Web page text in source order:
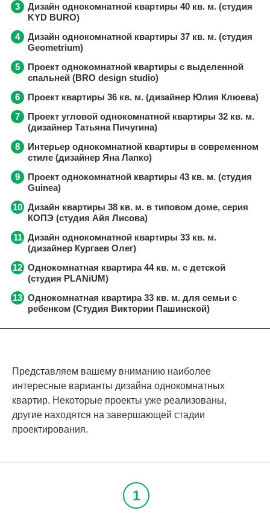
Дизайн однокомнатной квартиры 40 кв. м. (студия
KYD BURO)
Дизайн однокомнатной квартиры 37 кв. м. (студия
Geometrium)
Проект однокомнатной квартиры с выделенной
спальней (BRO design studio)
Проект квартиры 36 кв. м. (дизайнер Юлия Клюева)
Проект угловой однокомнатной квартиры 32 кв. м.
(дизайнер Татьяна Пичугина)
Интерьер однокомнатной квартиры в современном
стиле (дизайнер Яна Лапко)
Проект однокомнатной квартиры 43 кв. м. (студия
Guinea)
Дизайн квартиры 38 кв. м. в типовом доме, серия
КОПЭ (студия Айя Лисова)
Дизайн однокомнатной квартиры 33 кв. м.
(дизайнер Кургаев Олег)
Однокомнатная квартира 44 кв. м. с детской
(студия PLANiUM)
Однокомнатная квартира 33 кв. м. для семьи с
ребенком (Студия Виктории Пашинской)
Представляем вашему вниманию наиболее
интересные варианты дизайна однокомнатных
квартир. Некоторые проекты уже реализованы,
другие находятся на завершающей стадии
проектирования.